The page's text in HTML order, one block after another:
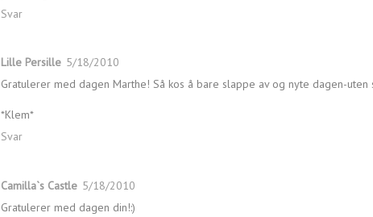
Svar
Lille Persille 5/18/2010
Gratulerer med dagen Marthe! Så kos å bare slappe av og nyte dagen-uten
*Klem*
Svar
Camilla`s Castle 5/18/2010
Gratulerer med dagen din!:)